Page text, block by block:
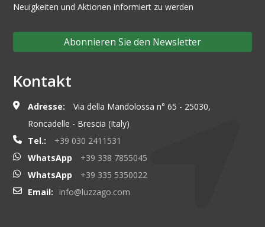
Neuigkeiten und Aktionen informiert zu werden
Abonnieren Sie den Newsletter
Kontakt
Adresse:
Via della Mandolossa n° 65 - 25030,
Roncadelle - Brescia (Italy)
Tel.:
+39 030 2411531
WhatsApp
+39 338 7855045
WhatsApp
+39 335 5350022
Email:
info@luzzago.com